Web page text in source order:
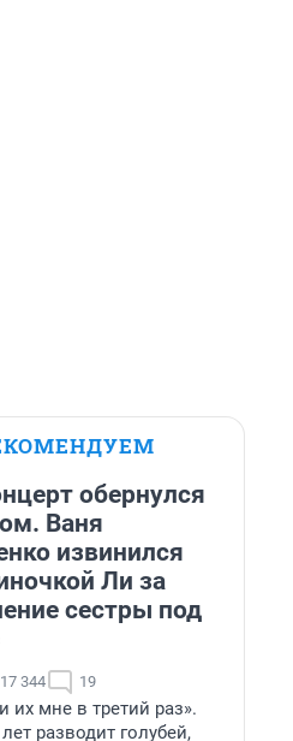
обернулся
Ваня
извинился
Ли за
сестры под
17 344 19
их мне в третий раз».
разводит голубей,